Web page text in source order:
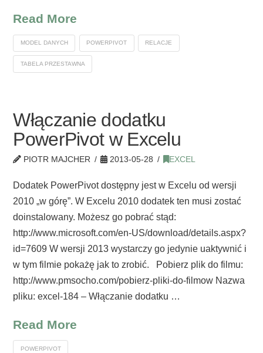
Read More
MODEL DANYCH POWERPIVOT RELACJE
TABELA PRZESTAWNA
Włączanie dodatku
PowerPivot w Excelu
PIOTR MAJCHER 2013-05-28 EXCEL
Dodatek PowerPivot dostępny jest w Excelu od wersji
2010 „w górę”. W Excelu 2010 dodatek ten musi zostać
doinstalowany. Możesz go pobrać stąd:
http://www.microsoft.com/en-US/download/details.aspx?
id=7609 W wersji 2013 wystarczy go jedynie uaktywnić i
w tym filmie pokażę jak to zrobić. Pobierz plik do filmu:
http://www.pmsocho.com/pobierz-pliki-do-filmow Nazwa
pliku: excel-184 – Włączanie dodatku …
Read More
POWERPIVOT